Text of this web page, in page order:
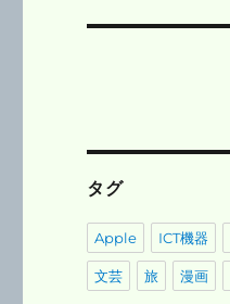
ン
投
タグ
Apple ICT機器
文芸 旅 漫画